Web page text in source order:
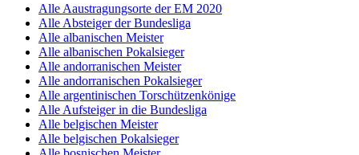
Alle Aaustragungsorte der EM 2020
Alle Absteiger der Bundesliga
Alle albanischen Meister
Alle albanischen Pokalsieger
Alle andorranischen Meister
Alle andorranischen Pokalsieger
Alle argentinischen Torschützenkönige
Alle Aufsteiger in die Bundesliga
Alle belgischen Meister
Alle belgischen Pokalsieger